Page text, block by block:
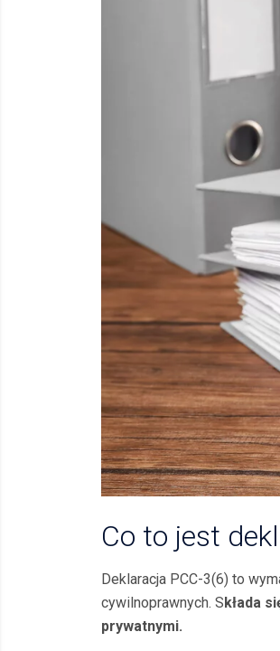
Co to jest
Deklaracja PCC-3(6) to
cywilnoprawnych. Składa
prywatnymi.